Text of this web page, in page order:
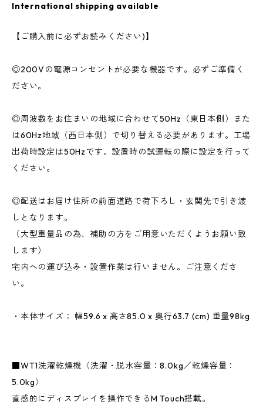
International shipping available
【ご購入前に必ずお読みください)】
◎200Vの電源コンセントが必要な機器です。必ずご準備く
ださい。
◎周波数をお住まいの地域に合わせて50Hz（東日本側）また
は60Hz地域（西日本側）で切り替える必要があります。工場
出荷時設定は50Hzです。設置時の試運転の際に設定を行って
ください。
◎配送はお届け住所の前面道路で荷下ろし・玄関先で引き渡
しとなります。
（大型重量品の為、補助の方をご用意いただくようお願い致
します）
宅内への運び込み・設置作業は行いません。ご注意くださ
い。
・本体サイズ： 幅59.6 x 高さ85.0 x 奥行63.7 (cm) 重量98kg
■WT1洗濯乾燥機〈洗濯・脱水容量：8.0kg／乾燥容量：
5.0kg〉
直感的にディスプレイを操作できるM Touch搭載。